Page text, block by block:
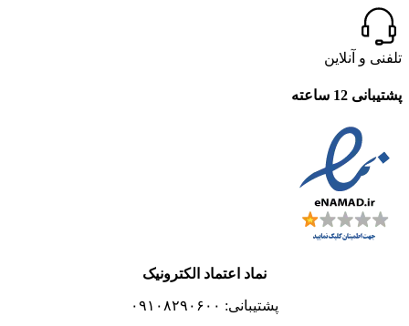
تلفنی و آنلاین
پشتیبانی 12 ساعته
نماد اعتماد الکترونیک
پشتیبانی: ۰۹۱۰۸۲۹۰۶۰۰